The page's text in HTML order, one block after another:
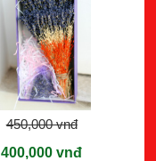
450,000 vnđ
400,000 vnđ